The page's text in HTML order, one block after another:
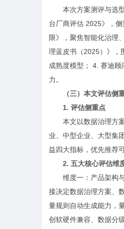
本次方案测评与选
台厂商评估 2025》，
限》，聚焦智能化治理
理蓝皮书（2025）》，
成熟度模型； 4. 赛迪
力。
（三）本文评估侧
1. 评估侧重点
本文以数据治理方
业、中型企业、大型集
益四大指标，优先推荐
2. 五大核心评估维
维度一：产品架构
接决定数据治理方案、
量规则自动生成能力，
创软硬件兼容、数据分